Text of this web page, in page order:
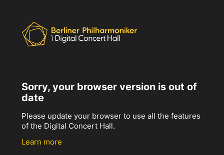
Sorry, your browser version is out of
date
Please update your browser to use all the features
of the Digital Concert Hall.
Learn more